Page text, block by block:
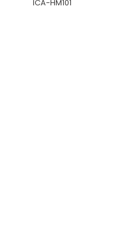
ICA-HM101